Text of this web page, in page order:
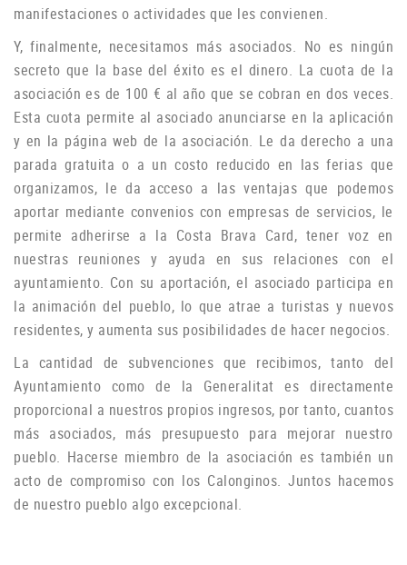
manifestaciones o actividades que les convienen.
Y, finalmente, necesitamos más asociados. No es ningún
secreto que la base del éxito es el dinero. La cuota de la
asociación es de 100 € al año que se cobran en dos veces.
Esta cuota permite al asociado anunciarse en la aplicación
y en la página web de la asociación. Le da derecho a una
parada gratuita o a un costo reducido en las ferias que
organizamos, le da acceso a las ventajas que podemos
aportar mediante convenios con empresas de servicios, le
permite adherirse a la Costa Brava Card, tener voz en
nuestras reuniones y ayuda en sus relaciones con el
ayuntamiento. Con su aportación, el asociado participa en
la animación del pueblo, lo que atrae a turistas y nuevos
residentes, y aumenta sus posibilidades de hacer negocios.
La cantidad de subvenciones que recibimos, tanto del
Ayuntamiento como de la Generalitat es directamente
proporcional a nuestros propios ingresos, por tanto, cuantos
más asociados, más presupuesto para mejorar nuestro
pueblo. Hacerse miembro de la asociación es también un
acto de compromiso con los Calonginos.Juntos hacemos
de nuestro pueblo algo excepcional.